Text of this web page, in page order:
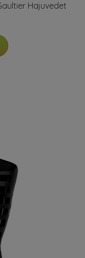
Hajuvedet